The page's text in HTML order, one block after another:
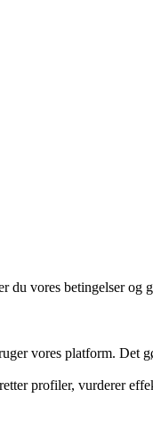
vores betingelser og
vores platform.
profiler, vurderer